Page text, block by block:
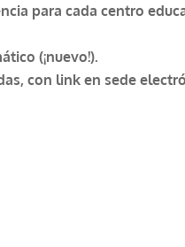
para cada centro
(¡nuevo!).
con link en sede